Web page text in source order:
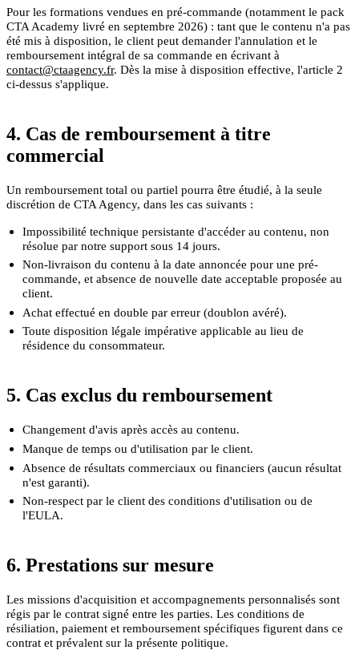
Pour les formations vendues en pré-commande (notamment le pack
CTA Academy livré en septembre 2026) : tant que le contenu n'a pas
été mis à disposition, le client peut demander l'annulation et le
remboursement intégral de sa commande en écrivant à
contact@ctaagency.fr. Dès la mise à disposition effective, l'article 2
ci-dessus s'applique.
4. Cas de remboursement à titre
commercial
Un remboursement total ou partiel pourra être étudié, à la seule
discrétion de CTA Agency, dans les cas suivants :
Impossibilité technique persistante d'accéder au contenu, non
résolue par notre support sous 14 jours.
Non-livraison du contenu à la date annoncée pour une pré-
commande, et absence de nouvelle date acceptable proposée au
client.
Achat effectué en double par erreur (doublon avéré).
Toute disposition légale impérative applicable au lieu de
résidence du consommateur.
5. Cas exclus du remboursement
Changement d'avis après accès au contenu.
Manque de temps ou d'utilisation par le client.
Absence de résultats commerciaux ou financiers (aucun résultat
n'est garanti).
Non-respect par le client des conditions d'utilisation ou de
l'EULA.
6. Prestations sur mesure
Les missions d'acquisition et accompagnements personnalisés sont
régis par le contrat signé entre les parties. Les conditions de
résiliation, paiement et remboursement spécifiques figurent dans ce
contrat et prévalent sur la présente politique.